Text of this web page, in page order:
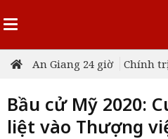
An Giang 24 giờ Chính
Bầu cử Mỹ 2020:
liệt vào Thượng